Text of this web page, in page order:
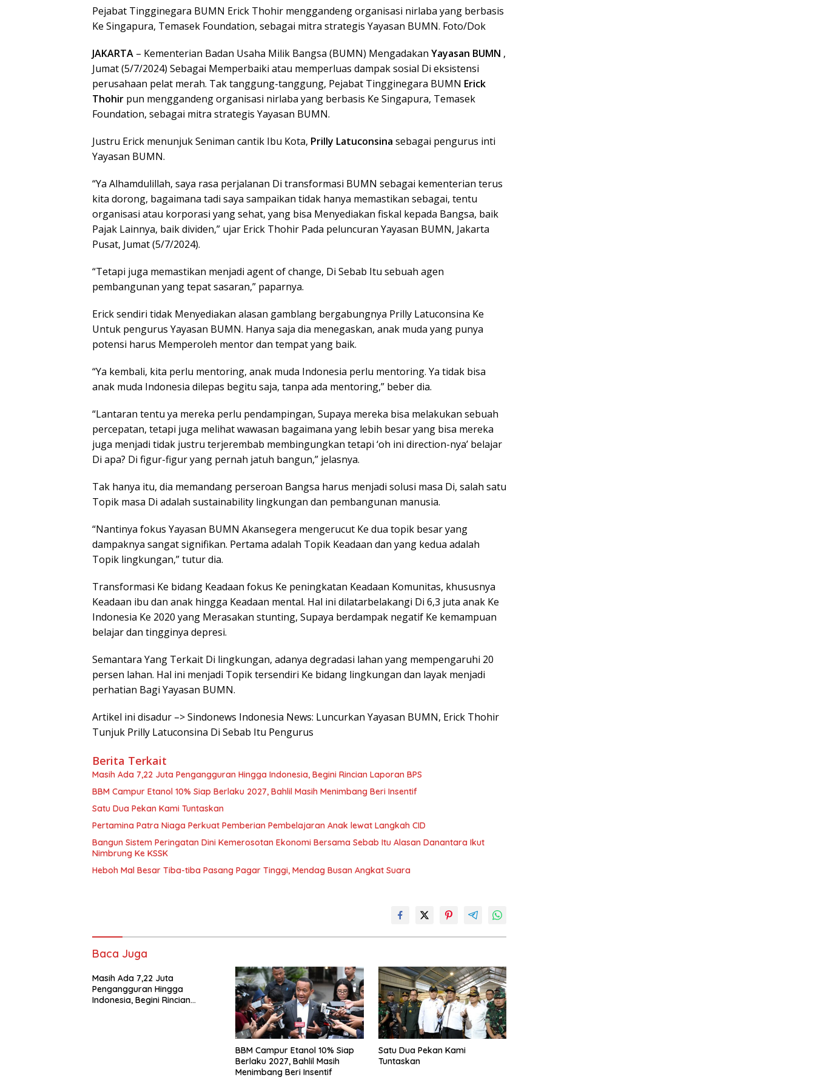
Pejabat Tingginegara BUMN Erick Thohir menggandeng organisasi nirlaba yang berbasis
Ke Singapura, Temasek Foundation, sebagai mitra strategis Yayasan BUMN. Foto/Dok
JAKARTA – Kementerian Badan Usaha Milik Bangsa (BUMN) Mengadakan Yayasan BUMN ,
Jumat (5/7/2024) Sebagai Memperbaiki atau memperluas dampak sosial Di eksistensi
perusahaan pelat merah. Tak tanggung-tanggung, Pejabat Tingginegara BUMN Erick
Thohir pun menggandeng organisasi nirlaba yang berbasis Ke Singapura, Temasek
Foundation, sebagai mitra strategis Yayasan BUMN.
Justru Erick menunjuk Seniman cantik Ibu Kota, Prilly Latuconsina sebagai pengurus inti
Yayasan BUMN.
“Ya Alhamdulillah, saya rasa perjalanan Di transformasi BUMN sebagai kementerian terus
kita dorong, bagaimana tadi saya sampaikan tidak hanya memastikan sebagai, tentu
organisasi atau korporasi yang sehat, yang bisa Menyediakan fiskal kepada Bangsa, baik
Pajak Lainnya, baik dividen,” ujar Erick Thohir Pada peluncuran Yayasan BUMN, Jakarta
Pusat, Jumat (5/7/2024).
“Tetapi juga memastikan menjadi agent of change, Di Sebab Itu sebuah agen
pembangunan yang tepat sasaran,” paparnya.
Erick sendiri tidak Menyediakan alasan gamblang bergabungnya Prilly Latuconsina Ke
Untuk pengurus Yayasan BUMN. Hanya saja dia menegaskan, anak muda yang punya
potensi harus Memperoleh mentor dan tempat yang baik.
“Ya kembali, kita perlu mentoring, anak muda Indonesia perlu mentoring. Ya tidak bisa
anak muda Indonesia dilepas begitu saja, tanpa ada mentoring,” beber dia.
“Lantaran tentu ya mereka perlu pendampingan, Supaya mereka bisa melakukan sebuah
percepatan, tetapi juga melihat wawasan bagaimana yang lebih besar yang bisa mereka
juga menjadi tidak justru terjerembab membingungkan tetapi ‘oh ini direction-nya’ belajar
Di apa? Di figur-figur yang pernah jatuh bangun,” jelasnya.
Tak hanya itu, dia memandang perseroan Bangsa harus menjadi solusi masa Di, salah satu
Topik masa Di adalah sustainability lingkungan dan pembangunan manusia.
“Nantinya fokus Yayasan BUMN Akansegera mengerucut Ke dua topik besar yang
dampaknya sangat signifikan. Pertama adalah Topik Keadaan dan yang kedua adalah
Topik lingkungan,” tutur dia.
Transformasi Ke bidang Keadaan fokus Ke peningkatan Keadaan Komunitas, khususnya
Keadaan ibu dan anak hingga Keadaan mental. Hal ini dilatarbelakangi Di 6,3 juta anak Ke
Indonesia Ke 2020 yang Merasakan stunting, Supaya berdampak negatif Ke kemampuan
belajar dan tingginya depresi.
Semantara Yang Terkait Di lingkungan, adanya degradasi lahan yang mempengaruhi 20
persen lahan. Hal ini menjadi Topik tersendiri Ke bidang lingkungan dan layak menjadi
perhatian Bagi Yayasan BUMN.
Artikel ini disadur –> Sindonews Indonesia News: Luncurkan Yayasan BUMN, Erick Thohir
Tunjuk Prilly Latuconsina Di Sebab Itu Pengurus
Berita Terkait
Masih Ada 7,22 Juta Pengangguran Hingga Indonesia, Begini Rincian Laporan BPS
BBM Campur Etanol 10% Siap Berlaku 2027, Bahlil Masih Menimbang Beri Insentif
Satu Dua Pekan Kami Tuntaskan
Pertamina Patra Niaga Perkuat Pemberian Pembelajaran Anak lewat Langkah CID
Bangun Sistem Peringatan Dini Kemerosotan Ekonomi Bersama Sebab Itu Alasan Danantara Ikut
Nimbrung Ke KSSK
Heboh Mal Besar Tiba-tiba Pasang Pagar Tinggi, Mendag Busan Angkat Suara
Baca Juga
Masih Ada 7,22 Juta
Pengangguran Hingga
Indonesia, Begini Rincian
BBM Campur Etanol 10% Siap
Berlaku 2027, Bahlil Masih
Menimbang Beri Insentif
Satu Dua Pekan Kami
Tuntaskan